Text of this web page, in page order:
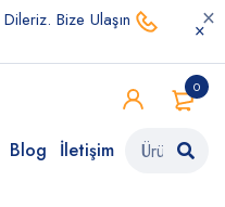
Dileriz. Bize Ulaşın
0
Blog İletişim